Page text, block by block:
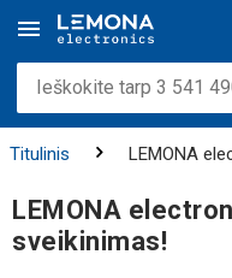
Titulinis LEMONA
LEMONA
sveikinimas!